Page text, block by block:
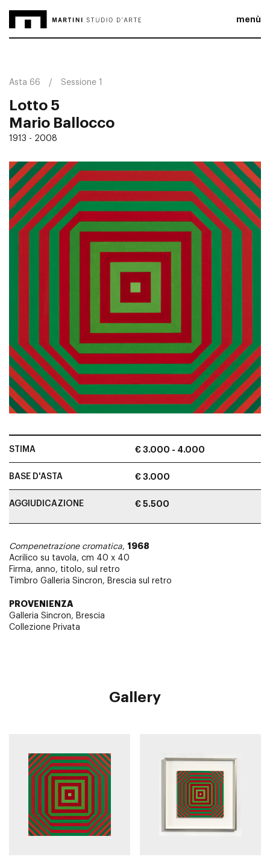
menù
Asta 66 Sessione 1
Lotto 5
Mario Ballocco
1913 - 2008
STIMA € 3.000 - 4.000
BASE D'ASTA € 3.000
AGGIUDICAZIONE € 5.500
Compenetrazione cromatica, 1968
Acrilico su tavola, cm 40 x 40
Firma, anno, titolo, sul retro
Timbro Galleria Sincron, Brescia sul retro
PROVENIENZA
Galleria Sincron, Brescia
Collezione Privata
Gallery